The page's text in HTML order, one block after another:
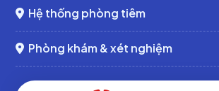
Hệ thống phòng tiêm
Phòng khám & xét nghiệm